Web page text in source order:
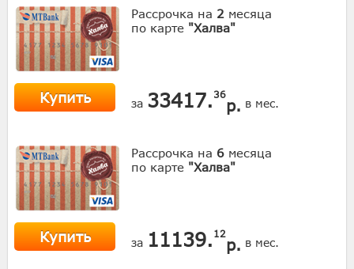
Рассрочка на 2 месяца
по карте "Халва"
Купить за 33417. 36
р. в мес.
Рассрочка на 6 месяца
по карте "Халва"
Купить за 11139. 12
р. в мес.